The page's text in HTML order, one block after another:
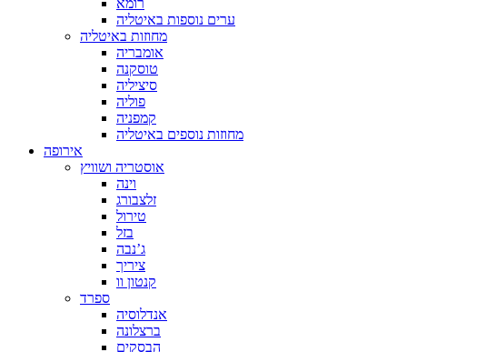
רומא
ערים נוספות באיטליה
מחוזות באיטליה
אומבריה
טוסקנה
סיציליה
פוליה
קמפניה
מחוזות נוספים באיטליה
אירופה
אוסטריה ושוויץ
וינה
זלצבורג
טירול
בזל
ג’נבה
ציריך
קנטון וו
ספרד
אנדלוסיה
ברצלונה
הבסקים